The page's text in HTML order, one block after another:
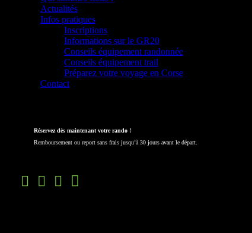
Actualités
Infos pratiques
Inscriptions
Informations sur le GR20
Conseils équipement randonnée
Conseils équipement trail
Préparez votre voyage en Corse
Contact
Réservez dès maintenant votre rando !
Remboursement ou report sans frais jusqu’à 30 jours avant le départ.